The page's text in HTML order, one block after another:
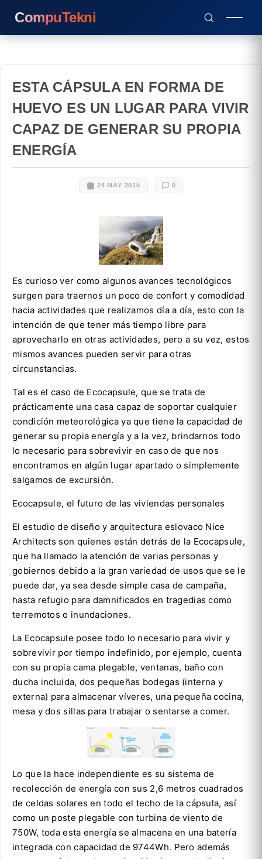
CompuTekni
ESTA CÁPSULA EN FORMA DE
HUEVO ES UN LUGAR PARA VIVIR
CAPAZ DE GENERAR SU PROPIA
ENERGÍA
24 MAY 2015 0
Es curioso ver como algunos avances tecnológicos
surgen para traernos un poco de confort y comodidad
hacia actividades que realizamos día a día, esto con la
intención de que tener más tiempo libre para
aprovecharlo en otras actividades, pero a su vez, estos
mismos avances pueden servir para otras
circunstancias.
Tal es el caso de Ecocapsule, que se trata de
prácticamente una casa capaz de soportar cualquier
condición meteorológica ya que tiene la capacidad de
generar su propia energía y a la vez, brindarnos todo
lo necesario para sobrevivir en caso de que nos
encontramos en algún lugar apartado o simplemente
salgamos de excursión.
Ecocapsule, el futuro de las viviendas personales
El estudio de diseño y arquitectura eslovaco Nice
Architects son quienes están detrás de la Ecocapsule,
que ha llamado la atención de varias personas y
gobiernos debido a la gran variedad de usos que se le
puede dar, ya sea desde simple casa de campaña,
hasta refugio para damnificados en tragedias como
terremotos o inundaciones.
La Ecocapsule posee todo lo necesario para vivir y
sobrevivir por tiempo indefinido, por ejemplo, cuenta
con su propia cama plegable, ventanas, baño con
ducha incluida, dos pequeñas bodegas (interna y
externa) para almacenar víveres, una pequeña cocina,
mesa y dos sillas para trabajar o sentarse a comer.
Lo que la hace independiente es su sistema de
recolección de energía con sus 2,6 metros cuadrados
de celdas solares en todo el techo de la cápsula, así
como un poste plegable con turbina de viento de
750W, toda esta energía se almacena en una batería
integrada con capacidad de 9744Wh. Pero además